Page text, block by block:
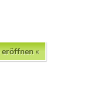
eröffnen «